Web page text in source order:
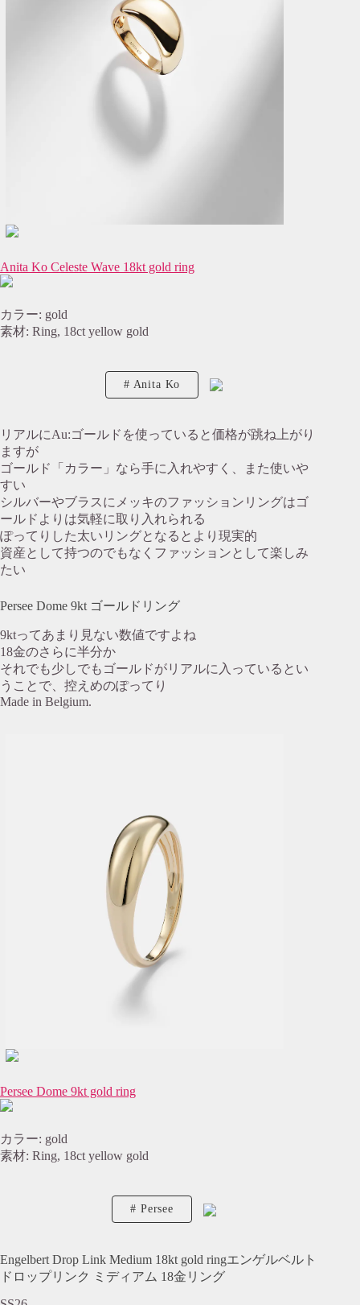
Anita Ko Celeste Wave 18kt gold ring
カラー: gold
素材: Ring, 18ct yellow gold
Anita Ko
リアルにAu:ゴールドを使っていると価格が跳ね上がり
ますが
ゴールド「カラー」なら手に入れやすく、また使いや
すい
シルバーやブラスにメッキのファッションリングはゴ
ールドよりは気軽に取り入れられる
ぽってりした太いリングとなるとより現実的
資産として持つのでもなくファッションとして楽しみ
たい
Persee Dome 9kt ゴールドリング
9ktってあまり見ない数値ですよね
18金のさらに半分か
それでも少しでもゴールドがリアルに入っているとい
うことで、控えめのぽってり
Made in Belgium.
Persee Dome 9kt gold ring
カラー: gold
素材: Ring, 18ct yellow gold
Persee
Engelbert Drop Link Medium 18kt gold ringエンゲルベルト
ドロップリンク ミディアム 18金リング